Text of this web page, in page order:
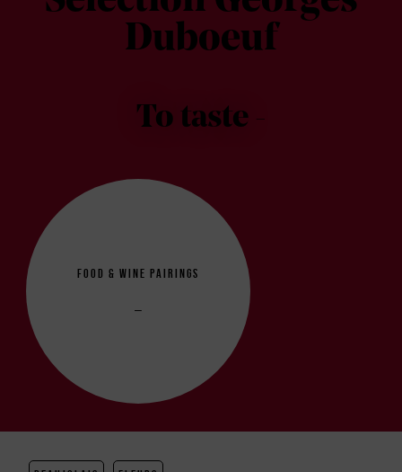
Duboeuf
To taste -
FOOD & WINE PAIRINGS
–